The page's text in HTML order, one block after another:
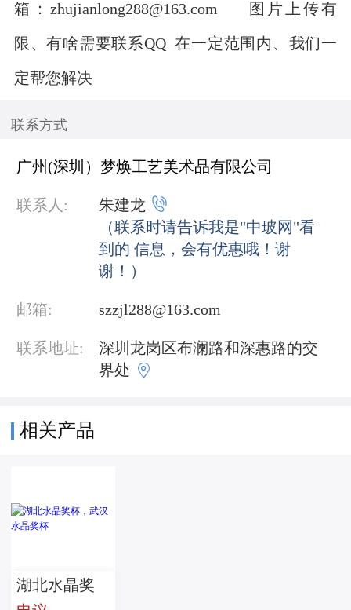
箱：zhujianlong288@163.com 图片上传有
限、有啥需要联系QQ 在一定范围内、我们一
定帮您解决
联系方式
广州(深圳）梦焕工艺美术品有限公司
联系人: 朱建龙 
（联系时请告诉我是"中玻网"看
到的 信息，会有优惠哦！谢
谢！）
邮箱: szzjl288@163.com
联系地址:
深圳龙岗区布澜路和深惠路的交
界处

相关产品
湖北水晶奖